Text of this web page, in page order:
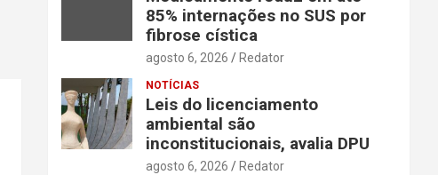
85% internações no SUS por
fibrose cística
agosto 6, 2026 Redator
NOTÍCIAS
Leis do licenciamento
ambiental são
inconstitucionais, avalia DPU
agosto 6, 2026 Redator